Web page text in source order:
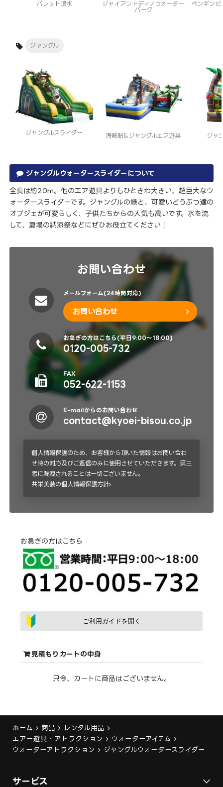
パレット噴水
ジャイアントディノウォーター
パーク
ペンギンビ
ジャングル
ジャングルスライダー 海賊船&ジャングルエア遊具 ジャ
ジャングルウォータースライダーについて
全長は約20m。他のエア遊具よりもひときわ大きい、超巨大なウ
ォータースライダーです。ジャングルの緑と、可愛いどうぶつ達の
オブジェが可愛らしく、子供たちからの人気も高いです。水を流
して、夏場の納涼祭などにぜひお役立てください！
お問い合わせ
メールフォーム(24時間対応)
お問い合わせ
お急ぎの方はこちら(平日9:00～18:00)
0120-005-732
FAX
052-622-1153
E-mailからのお問い合わせ
contact@kyoei-bisou.co.jp
個人情報保護のため、お客様から頂いた情報はお問い合わ
せ時の対応及びご返信のみに使用させていただきます。第三
者に漏洩されることは一切ございません。
共栄美装の個人情報保護方針
お急ぎの方はこちら
ご利用ガイドを開く
見積もりカートの中身
只今、カートに商品はございません。
ホーム 商品
レンタル用品
エアー遊具・アトラクション
ウォーターアイテム
ウォーターアトラクション
ジャングルウォータースライダー
サービス